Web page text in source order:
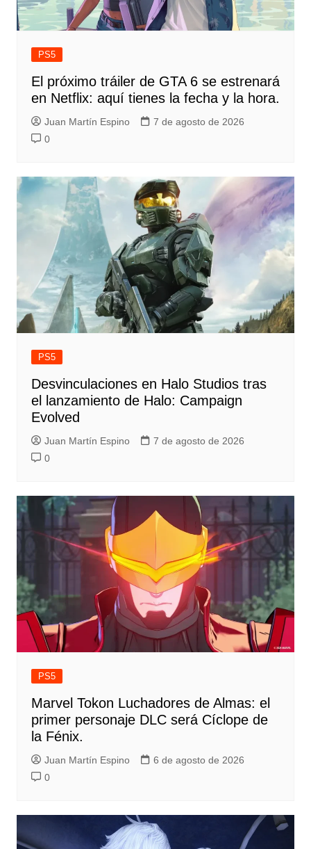
PS5
El próximo tráiler de GTA 6 se estrenará
en Netflix: aquí tienes la fecha y la hora.
Juan Martín Espino
7 de agosto de 2026
0
PS5
Desvinculaciones en Halo Studios tras
el lanzamiento de Halo: Campaign
Evolved
Juan Martín Espino
7 de agosto de 2026
0
PS5
Marvel Tokon Luchadores de Almas: el
primer personaje DLC será Cíclope de
la Fénix.
Juan Martín Espino
6 de agosto de 2026
0